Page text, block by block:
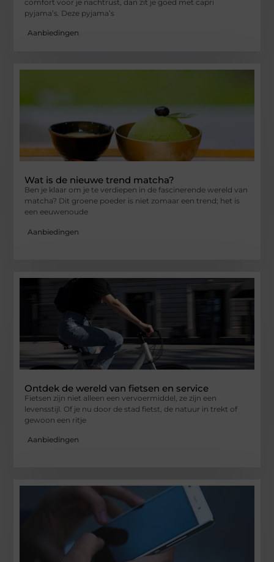
comfort voor je nachtrust, dan zit je goed met capri
pyjama’s. Deze pyjama’s
Aanbiedingen
Wat is de nieuwe trend matcha?
Ben je klaar om je te verdiepen in de fascinerende wereld van
matcha? Dit groene poeder is niet zomaar een trend; het is
een eeuwenoude
Aanbiedingen
Ontdek de wereld van fietsen en service
Fietsen zijn niet alleen een vervoermiddel, ze zijn een
levensstijl. Of je nu door de stad fietst, de natuur in trekt of
gewoon een ritje
Aanbiedingen